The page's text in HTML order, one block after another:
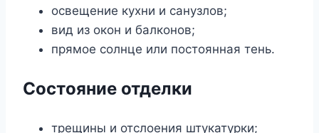
освещение кухни и санузлов;
вид из окон и балконов;
прямое солнце или постоянная тень.
Состояние отделки
трещины и отслоения штукатурки;